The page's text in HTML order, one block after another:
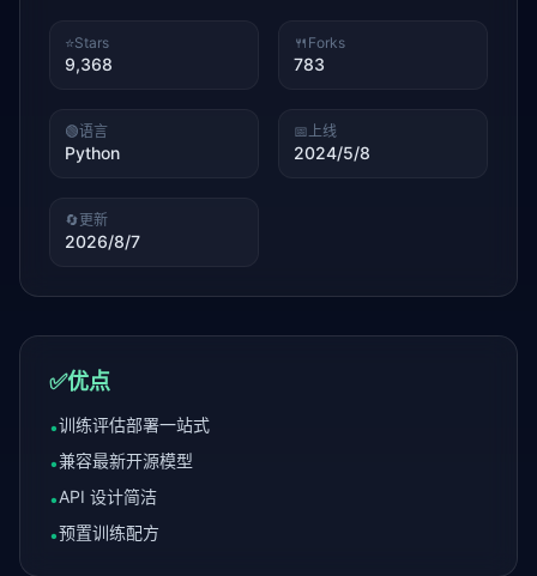
⭐Stars
9,368
🍴 Forks
783
🟢语言
Python
📅上线
2024/5/8
🔄更新
2026/8/7
✅优点
•训练评估部署一站式
•兼容最新开源模型
•API 设计简洁
•预置训练配方